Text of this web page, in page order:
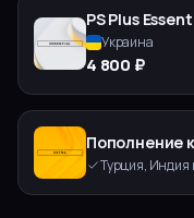
PS Plus
Украина
4 800 ₽
Пополнение
Турция, Индия